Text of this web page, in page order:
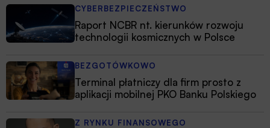
CYBERBEZPIECZEŃSTWO
Raport NCBR nt. kierunków rozwoju
technologii kosmicznych w Polsce
BEZGOTÓWKOWO
Terminal płatniczy dla firm prosto z
aplikacji mobilnej PKO Banku Polskiego
Z RYNKU FINANSOWEGO